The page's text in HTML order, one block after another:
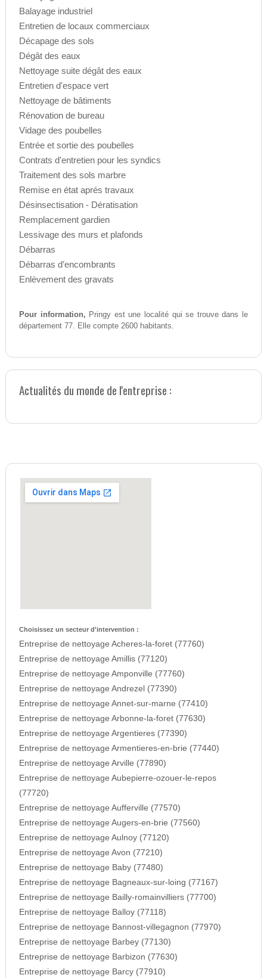
Balayage industriel
Entretien de locaux commerciaux
Décapage des sols
Dégât des eaux
Nettoyage suite dégât des eaux
Entretien d'espace vert
Nettoyage de bâtiments
Rénovation de bureau
Vidage des poubelles
Entrée et sortie des poubelles
Contrats d'entretien pour les syndics
Traitement des sols marbre
Remise en état aprés travaux
Désinsectisation - Dératisation
Remplacement gardien
Lessivage des murs et plafonds
Débarras
Débarras d’encombrants
Enlèvement des gravats
Pour information, Pringy est une localité qui se trouve dans le
département 77. Elle compte 2600 habitants.
Actualités du monde de l'entreprise :
Choisissez un secteur d'intervention :
Entreprise de nettoyage Acheres-la-foret (77760)
Entreprise de nettoyage Amillis (77120)
Entreprise de nettoyage Amponville (77760)
Entreprise de nettoyage Andrezel (77390)
Entreprise de nettoyage Annet-sur-marne (77410)
Entreprise de nettoyage Arbonne-la-foret (77630)
Entreprise de nettoyage Argentieres (77390)
Entreprise de nettoyage Armentieres-en-brie (77440)
Entreprise de nettoyage Arville (77890)
Entreprise de nettoyage Aubepierre-ozouer-le-repos
(77720)
Entreprise de nettoyage Aufferville (77570)
Entreprise de nettoyage Augers-en-brie (77560)
Entreprise de nettoyage Aulnoy (77120)
Entreprise de nettoyage Avon (77210)
Entreprise de nettoyage Baby (77480)
Entreprise de nettoyage Bagneaux-sur-loing (77167)
Entreprise de nettoyage Bailly-romainvilliers (77700)
Entreprise de nettoyage Balloy (77118)
Entreprise de nettoyage Bannost-villegagnon (77970)
Entreprise de nettoyage Barbey (77130)
Entreprise de nettoyage Barbizon (77630)
Entreprise de nettoyage Barcy (77910)